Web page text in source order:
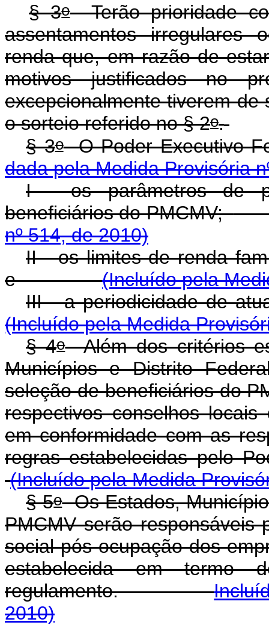
§ 3oTerão prioridade
assentamentos irregulares
renda que, em razão de
motivos justificados no
excepcionalmente tiverem
o sorteio referido no § 2o.
§ 3oO Poder Executivo
dada pela Medida Provisória
I - os parâmetros de
beneficiários do PMCMV;
nº 514, de 2010)
II - os limites de renda
e
(Incluído pela
III - a periodicidade de
(Incluído pela Medida
§ 4oAlém dos critérios
Municípios e Distrito
seleção de beneficiários do
respectivos conselhos
em conformidade com as
regras estabelecidas pelo
(Incluído pela Medida
§ 5oOs Estados,
PMCMV serão responsáveis
social pós-ocupação dos
estabelecida em
regulamento.
2010)